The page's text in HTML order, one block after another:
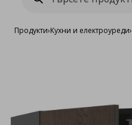
Продукти›Кухни и електроуреди›